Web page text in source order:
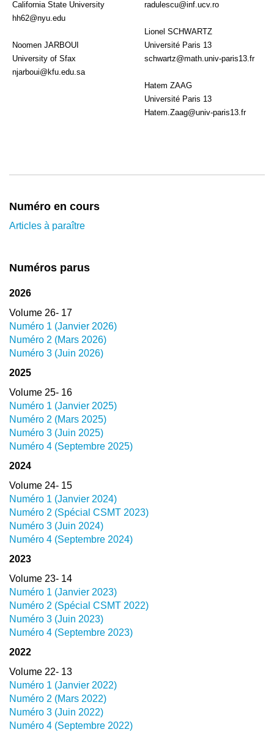
California State University
hh62@nyu.edu
Noomen JARBOUI
University of Sfax
njarboui@kfu.edu.sa
radulescu@inf.ucv.ro
Lionel SCHWARTZ
Université Paris 13
schwartz@math.univ-paris13.fr
Hatem ZAAG
Université Paris 13
Hatem.Zaag@univ-paris13.fr
Numéro en cours
Articles à paraître
Numéros parus
2026
Volume 26- 17
Numéro 1 (Janvier 2026)
Numéro 2 (Mars 2026)
Numéro 3 (Juin 2026)
2025
Volume 25- 16
Numéro 1 (Janvier 2025)
Numéro 2 (Mars 2025)
Numéro 3 (Juin 2025)
Numéro 4 (Septembre 2025)
2024
Volume 24- 15
Numéro 1 (Janvier 2024)
Numéro 2 (Spécial CSMT 2023)
Numéro 3 (Juin 2024)
Numéro 4 (Septembre 2024)
2023
Volume 23- 14
Numéro 1 (Janvier 2023)
Numéro 2 (Spécial CSMT 2022)
Numéro 3 (Juin 2023)
Numéro 4 (Septembre 2023)
2022
Volume 22- 13
Numéro 1 (Janvier 2022)
Numéro 2 (Mars 2022)
Numéro 3 (Juin 2022)
Numéro 4 (Septembre 2022)